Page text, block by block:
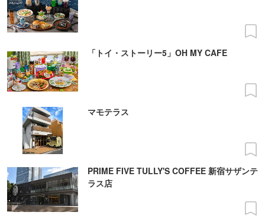
「トイ・ストーリー5」OH MY CAFE
マモテラス
PRIME FIVE TULLY'S COFFEE 新宿サザンテ
ラス店